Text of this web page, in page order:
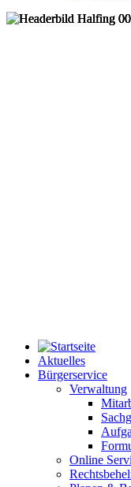
Aktuelles
Bürgerservice
Verwaltung
Online